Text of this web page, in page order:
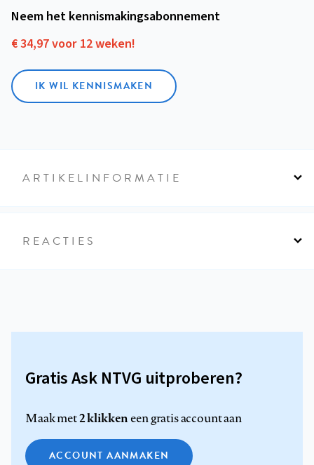
Neem het kennismakings­abonnement
€ 34,97 voor 12 weken!
IK WIL KENNISMAKEN
ARTIKELINFORMATIE
REACTIES
Gratis Ask NTVG uitproberen?
Maak met2 klikkeneen gratis account aan
ACCOUNT AANMAKEN